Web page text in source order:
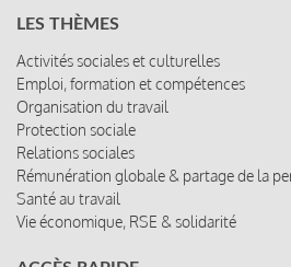
LES THÈMES
Activités sociales et culturelles
Emploi, formation et compétences
Organisation du travail
Protection sociale
Relations sociales
Rémunération globale & partage de la
Santé au travail
Vie économique, RSE & solidarité